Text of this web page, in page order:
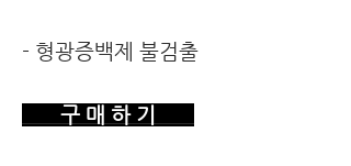
- 형광증백제 불검출
구 매 하 기